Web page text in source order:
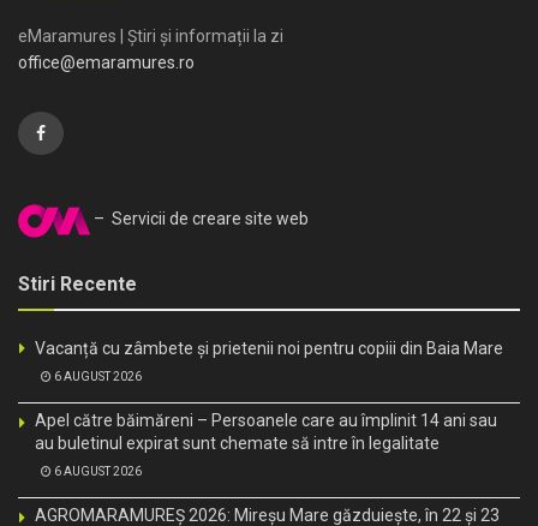
eMaramures | Știri și informații la zi
office@emaramures.ro
– Servicii de creare site web
Stiri Recente
Vacanță cu zâmbete și prietenii noi pentru copiii din Baia Mare
6 AUGUST 2026
Apel către băimăreni – Persoanele care au împlinit 14 ani sau
au buletinul expirat sunt chemate să intre în legalitate
6 AUGUST 2026
AGROMARAMUREȘ 2026: Mireșu Mare găzduiește, în 22 și 23